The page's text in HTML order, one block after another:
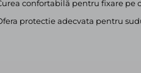
confortabilă pentru fixare pe
protectie adecvata pentru